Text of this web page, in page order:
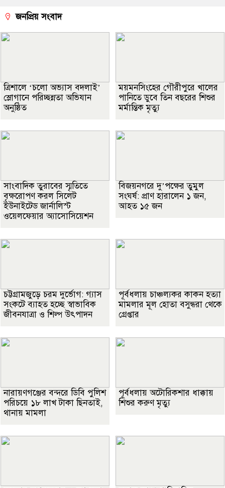
জনপ্রিয় সংবাদ
‎ত্রিশালে ‘চলো অভ্যাস বদলাই’
স্লোগানে পরিচ্ছন্নতা অভিযান
অনুষ্ঠিত
ময়মনসিংহের গৌরীপুরে খালের
পানিতে ডুবে তিন বছরের শিশুর
মর্মান্তিক মৃত্যু
সাংবাদিক তুরাবের স্মৃতিতে
বৃক্ষরোপণ করল সিলেট
ইউনাইটেড জার্নালিস্ট
ওয়েলফেয়ার অ্যাসোসিয়েশন
বিজয়নগরে দু’পক্ষের তুমুল
সংঘর্ষ: প্রাণ হারালেন ১ জন,
আহত ১৫ জন
চট্টগ্রামজুড়ে চরম দুর্ভোগ: গ্যাস
সংকটে ব্যাহত হচ্ছে স্বাভাবিক
জীবনযাত্রা ও শিল্প উৎপাদন
পূর্বধলায় চাঞ্চল্যকর কাকন হত্যা
মামলার মূল হোতা বসুন্ধরা থেকে
গ্রেপ্তার
নারায়ণগঞ্জের বন্দরে ডিবি পুলিশ
পরিচয়ে ১৮ লাখ টাকা ছিনতাই,
থানায় মামলা
পূর্বধলায় অটোরিকশার ধাক্কায়
শিশুর করুণ মৃত্যু